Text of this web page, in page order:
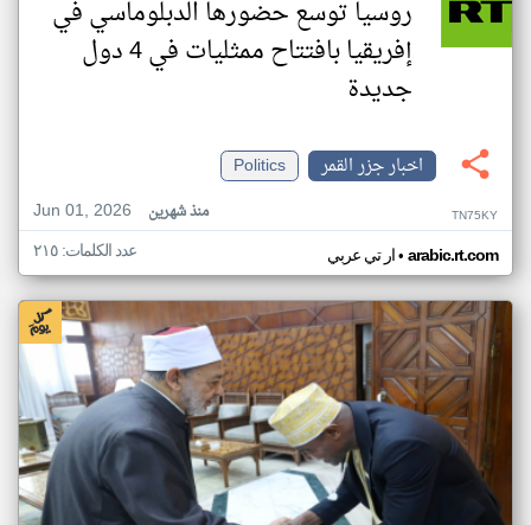
روسيا توسع حضورها الدبلوماسي في
إفريقيا بافتتاح ممثليات في 4 دول
جديدة
اخبار جزر القمر
Politics
Jun 01, 2026
منذ شهرين TN75KY
ار تي عربي• arabic.rt.com عدد الكلمات: ٢١٥